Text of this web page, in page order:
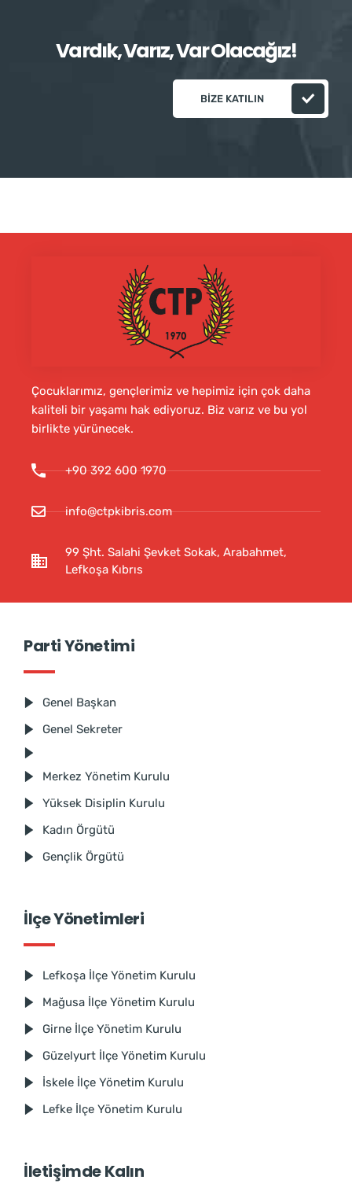
Vardık, Varız, Var Olacağız!
BIZE KATILIN
Çocuklarımız, gençlerimiz ve hepimiz için çok daha
kaliteli bir yaşamı hak ediyoruz. Biz varız ve bu yol
birlikte yürünecek.
+90 392 600 1970
info@ctpkibris.com
99 Şht. Salahi Şevket Sokak, Arabahmet,
Lefkoşa Kıbrıs
Parti Yönetimi
Genel Başkan
Genel Sekreter
Merkez Yönetim Kurulu
Yüksek Disiplin Kurulu
Kadın Örgütü
Gençlik Örgütü
İlçe Yönetimleri
Lefkoşa İlçe Yönetim Kurulu
Mağusa İlçe Yönetim Kurulu
Girne İlçe Yönetim Kurulu
Güzelyurt İlçe Yönetim Kurulu
İskele İlçe Yönetim Kurulu
Lefke İlçe Yönetim Kurulu
İletişimde Kalın